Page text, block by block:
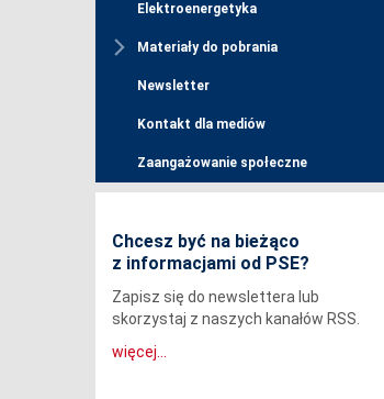
Elektroenergetyka
Materiały do pobrania
Newsletter
Kontakt dla mediów
Zaangażowanie społeczne
Chcesz być na bieżąco
z informacjami od PSE?
Zapisz się do newslettera lub
skorzystaj z naszych kanałów RSS.
więcej...